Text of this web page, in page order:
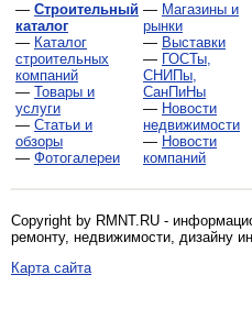
— Строительный
каталог
— Каталог
строительных
компаний
— Товары и
услуги
— Статьи и
обзоры
— Фотогалереи
— Магазины и
рынки
— Выставки
— ГОСТы,
СНИПы,
СанПиНы
— Новости
недвижимости
— Новости
компаний
Copyright by RMNT.RU -
ремонту, недвижимости, дизайну
Карта сайта